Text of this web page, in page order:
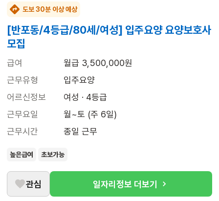
도보 30분 이상 예상
[반포동/4등급/80세/여성] 입주요양 요양보호사
모집
급여
월급 3,500,000원
근무유형
입주요양
어르신정보
여성 · 4등급
근무요일
월~토 (주 6일)
근무시간
종일 근무
높은급여 초보가능
관심 일자리정보 더보기